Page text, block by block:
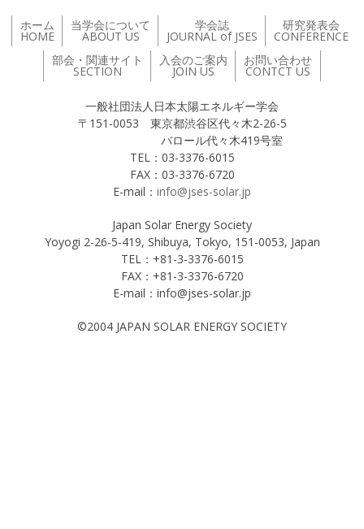
ホーム
HOME
当学会について
ABOUT US
学会誌
JOURNAL of JSES
研究発表会
CONFERENCE
部会・関連サイト
SECTION
入会のご案内
JOIN US
お問い合わせ
CONTCT US
一般社団法人日本太陽エネルギー学会
〒151-0053 東京都渋谷区代々木2-26-5
バロール代々木419号室
TEL：03-3376-6015
FAX：03-3376-6720
E-mail： info@jses-solar.jp
Japan Solar Energy Society
Yoyogi 2-26-5-419, Shibuya, Tokyo, 151-0053, Japan
TEL：+81-3-3376-6015
FAX：+81-3-3376-6720
E-mail：info@jses-solar.jp
©2004 JAPAN SOLAR ENERGY SOCIETY